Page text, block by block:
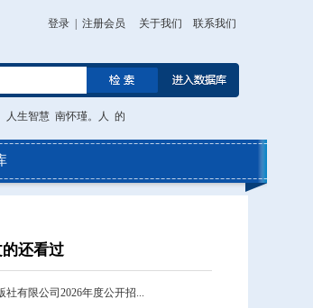
登录 注册会员 关于我们 联系我们
人生智慧 南怀瑾。人 的
还看过
社有限公司2026年度公开招...